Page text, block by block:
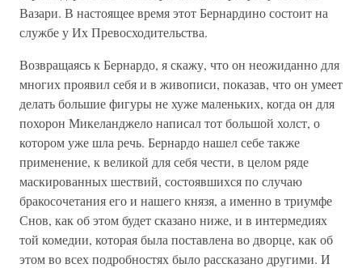
Вазари. В настоящее время этот Бернардино состоит на
службе у Их Превосходительства.
Возвращаясь к Бернардо, я скажу, что он неожиданно для
многих проявил себя и в живописи, показав, что он умеет
делать большие фигуры не хуже маленьких, когда он для
похорон Микеланджело написал тот большой холст, о
котором уже шла речь. Бернардо нашел себе также
применение, к великой для себя чести, в целом ряде
маскированных шествий, состоявшихся по случаю
бракосочетания его и нашего князя, а именно в триумфе
Снов, как об этом будет сказано ниже, и в интермедиях
той комедии, которая была поставлена во дворце, как об
этом во всех подробностях было рассказано другими. И